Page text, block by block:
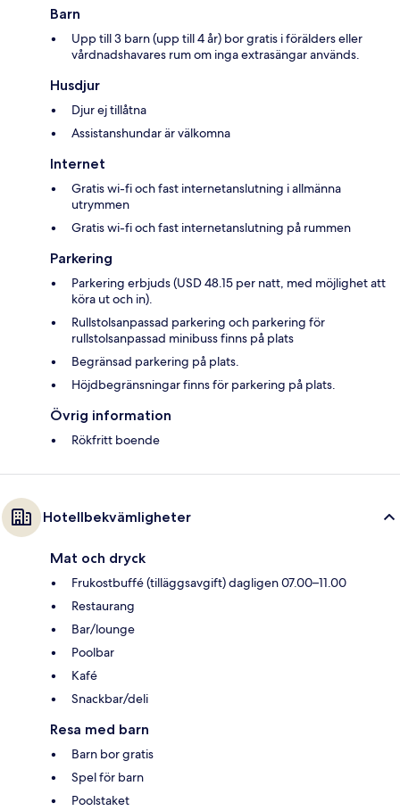
Barn
Upp till 3 barn (upp till 4 år) bor gratis i förälders eller
vårdnadshavares rum om inga extrasängar används.
Husdjur
Djur ej tillåtna
Assistanshundar är välkomna
Internet
Gratis wi-fi och fast internetanslutning i allmänna
utrymmen
Gratis wi-fi och fast internetanslutning på rummen
Parkering
Parkering erbjuds (USD 48.15 per natt, med möjlighet att
köra ut och in).
Rullstolsanpassad parkering och parkering för
rullstolsanpassad minibuss finns på plats
Begränsad parkering på plats.
Höjdbegränsningar finns för parkering på plats.
Övrig information
Rökfritt boende
Hotellbekvämligheter
Mat och dryck
Frukostbuffé (tilläggsavgift) dagligen 07.00–11.00
Restaurang
Bar/lounge
Poolbar
Kafé
Snackbar/deli
Resa med barn
Barn bor gratis
Spel för barn
Poolstaket